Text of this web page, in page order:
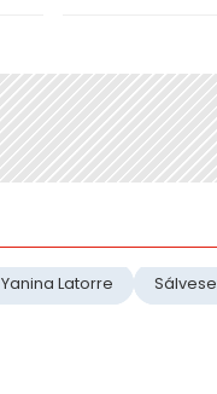
Yanina Latorre